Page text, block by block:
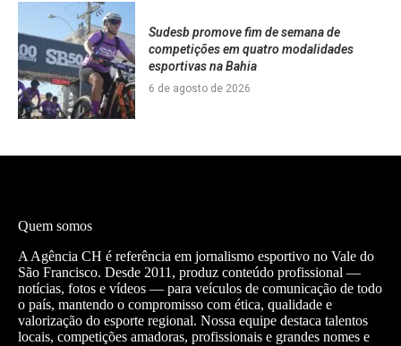
Sudesb promove fim de semana de
competições em quatro modalidades
esportivas na Bahia
6 de agosto de 2026
Quem somos
A Agência CH é referência em jornalismo esportivo no Vale do
São Francisco. Desde 2011, produz conteúdo profissional —
notícias, fotos e vídeos — para veículos de comunicação de todo
o país, mantendo o compromisso com ética, qualidade e
valorização do esporte regional. Nossa equipe destaca talentos
locais, competições amadoras, profissionais e grandes nomes e